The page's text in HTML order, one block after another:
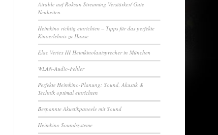
Airable auf Roksan Streaming Verstärker/ Gute
Neuheiten
Heimkino richtig einrichten – Tipps für das perfekte
Kinoerlebnis zu Hause
Elac Vertex III Heimkinolautsprecher in München
WLAN-Audio-Fehler
Perfekte Heimkino-Planung: Sound, Akustik &
Technik optimal einrichten
Bespannte Akustikpaneele mit Sound
Heimkino Soundsysteme